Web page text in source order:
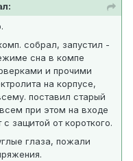
собрал, запустил -
сна в компе
и прочими
на корпусе,
поставил старый
при этом на входе
защитой от короткого.
глаза, пожали